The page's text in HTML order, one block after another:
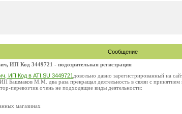
Сообщение
ИП Код 3449721 - подозрительная регистрация
ИП Код в ATI.SU 3449721 довольно давно зарегистрированный на
Башмаков М.М. два раза прекращал деятельность в связи с
перевозчик очень не подходящие виды деятельности:
магазинах